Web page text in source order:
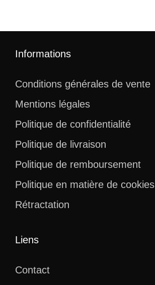
Informations
Conditions générales de vente
Mentions légales
Politique de confidentialité
Politique de livraison
Politique de remboursement
Politique en matière de cookies
Rétractation
Liens
Contact